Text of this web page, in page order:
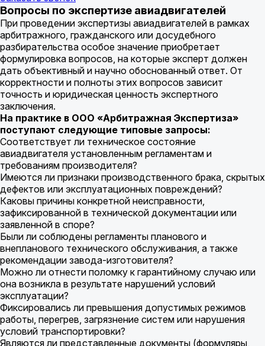
Вопросы по экспертизе авиадвигателей
При проведении экспертизы авиадвигателей в рамках
арбитражного, гражданского или досудебного
разбирательства особое значение приобретает
формулировка вопросов, на которые эксперт должен
дать объективный и научно обоснованный ответ. От
корректности и полноты этих вопросов зависит
точность и юридическая ценность экспертного
заключения.
На практике в ООО «Арбитражная Экспертиза»
поступают следующие типовые запросы:
Соответствует ли техническое состояние
авиадвигателя установленным регламентам и
требованиям производителя?
Имеются ли признаки производственного брака, скрытых
дефектов или эксплуатационных повреждений?
Каковы причины конкретной неисправности,
зафиксированной в технической документации или
заявленной в споре?
Были ли соблюдены регламенты планового и
внепланового технического обслуживания, а также
рекомендации завода-изготовителя?
Можно ли отнести поломку к гарантийному случаю или
она возникла в результате нарушений условий
эксплуатации?
Фиксировались ли превышения допустимых режимов
работы, перегрев, загрязнение систем или нарушения
условий транспортировки?
Являются ли представленные документы (формуляры,